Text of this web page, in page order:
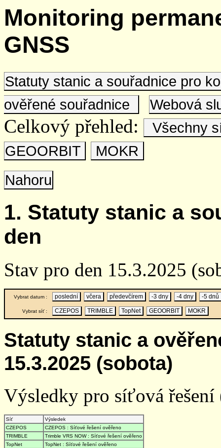
Monitoring
GNSS
Statuty stanic a souřadnice pro
ověřené souřadnice
Webová
Celkový přehled:
Všechny
GEOORBIT
MOKR
Nahoru
1. Statuty stanic a
den
Stav pro den 15.3.2025
Vybrat datum : poslední včera předevčírem -3 dny -4 dny -5 dnů
Vybrat síť : CZEPOS TRIMBLE TopNet GEOORBIT MOKR
Statuty stanic a
15.3.2025 (sobota)
Výsledky pro síťová
Síť
Výsledek
CZEPOS
CZEPOS : Síťové řešení ověřeno
TRIMBLE
Trimble VRS NOW : Síťové řešení ověřeno
TopNet
TopNet : Síťové řešení ověřeno